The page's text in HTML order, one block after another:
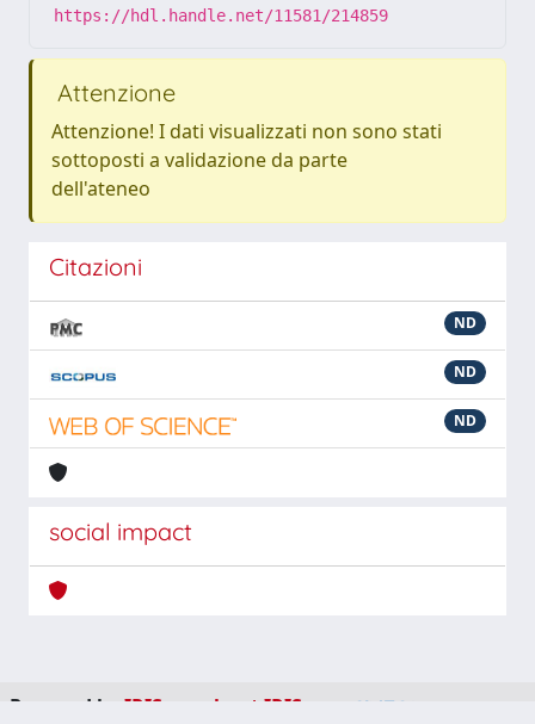
https://hdl.handle.net/11581/214859
Attenzione
Attenzione! I dati visualizzati non sono stati
sottoposti a validazione da parte
dell'ateneo
Citazioni
ND
ND
ND
social impact
Powered by IRIS about IRIS